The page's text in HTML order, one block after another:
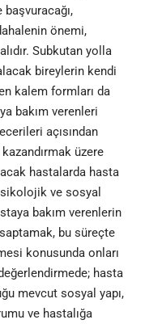
önemi,
Subkutan yolla
bireylerin kendi
kalem formları da
bakım verenleri
açısından
üzere
hastalarda hasta
ve sosyal
bakım verenlerin
bu süreçte
konusunda onları
hasta
mevcut sosyal yapı,
ve hastalığa